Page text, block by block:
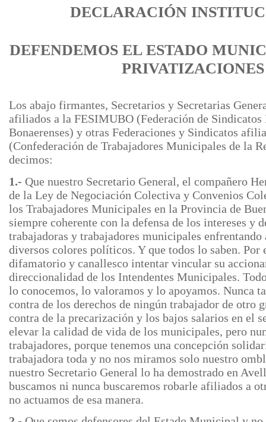
DECLARACIÓN
DEFENDEMOS EL ESTADO
PRIVATIZACIONES
Los abajo firmantes, Secretarios y Secretarias
afiliados a la FESIMUBO (Federación de
Bonaerenses) y otras Federaciones y Sindicatos
(Confederación de Trabajadores Municipales de la
decimos:
1.- Que nuestro Secretario General, el compañero
de la Ley de Negociación Colectiva y Convenios
los Trabajadores Municipales en la Provincia de
siempre coherente con la defensa de los intereses y
trabajadoras y trabajadores municipales enfrentando
diversos colores políticos. Y que todos lo saben. Por
difamatorio y canallesco intentar vincular su
direccionalidad de los Intendentes Municipales.
lo conocemos, lo valoramos y lo apoyamos. Nunca
contra de los derechos de ningún trabajador de otro
contra de la precarización y los bajos salarios en el
elevar la calidad de vida de los municipales, pero
trabajadores, porque tenemos una concepción
trabajadora toda y no nos miramos solo nuestro
nuestro Secretario General lo ha demostrado en
buscamos ni nunca buscaremos robarle afiliados a
no actuamos de esa manera.